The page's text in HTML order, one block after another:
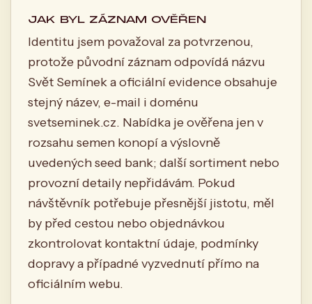
JAK BYL ZÁZNAM OVĚŘEN
Identitu jsem považoval za potvrzenou,
protože původní záznam odpovídá názvu
Svět Semínek a oficiální evidence obsahuje
stejný název, e-mail i doménu
svetseminek.cz. Nabídka je ověřena jen v
rozsahu semen konopí a výslovně
uvedených seed bank; další sortiment nebo
provozní detaily nepřidávám. Pokud
návštěvník potřebuje přesnější jistotu, měl
by před cestou nebo objednávkou
zkontrolovat kontaktní údaje, podmínky
dopravy a případné vyzvednutí přímo na
oficiálním webu.